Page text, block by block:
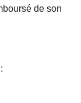
de son